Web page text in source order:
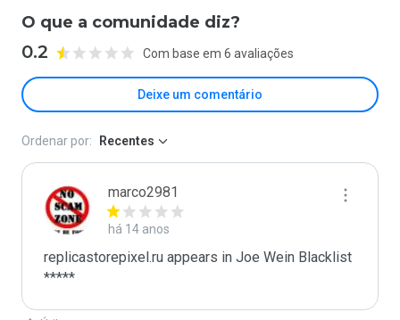
O que a comunidade diz?
0.2 Com base em 6 avaliações
Deixe um comentário
Ordenar por: Recentes
marco2981
há 14 anos
replicastorepixel.ru appears in Joe Wein Blacklist
*****